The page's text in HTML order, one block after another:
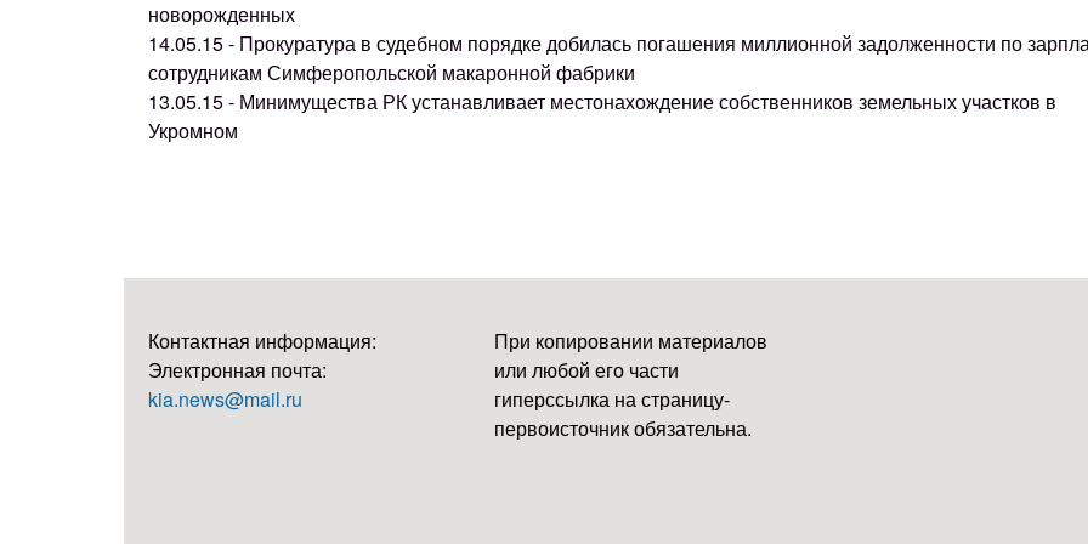
новорожденных
14.05.15 - Прокуратура в судебном порядке добилась погашения миллионной задолженности по
сотрудникам Симферопольской макаронной фабрики
13.05.15 - Минимущества РК устанавливает местонахождение собственников земельных участков в
Укромном
Контактная информация:
Электронная почта:
kia.news@mail.ru
При копировании материалов
или любой его части
гиперссылка на страницу-
первоисточник обязательна.